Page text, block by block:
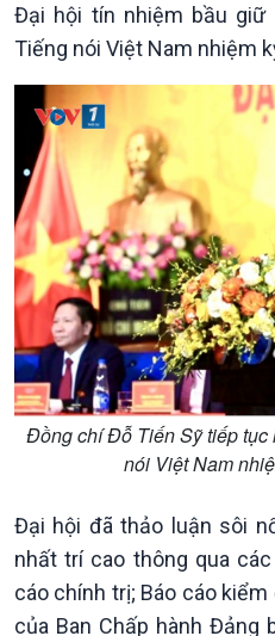
Chính trị
Tin Chính trị
Chính phủ với người dân
Quốc hội với cử tri
Đại hội tín nhiệm bầu
Tiếng nói Việt Nam nhiệm
Đồng chí Đỗ Tiến Sỹ tiếp
nói Việt Nam
Đại hội đã thảo luận sôi
nhất trí cao thông qua
cáo chính trị; Báo cáo
của Ban Chấp hành Đảng